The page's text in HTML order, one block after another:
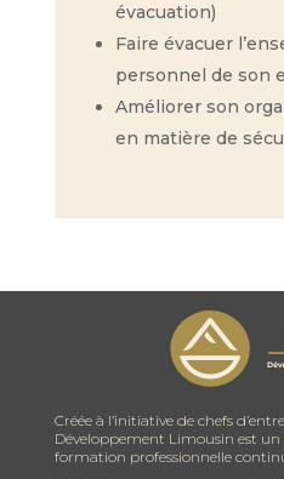
évacuation)
Faire évacuer
personnel de son
Améliorer son
en matière de
Créée à l’initiative de chefs
Développement Limousin est
formation professionnelle